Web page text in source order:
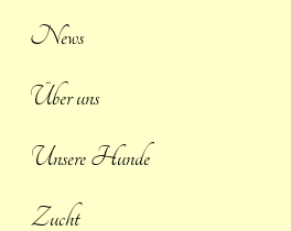
News
Über uns
Unsere Hunde
Zucht